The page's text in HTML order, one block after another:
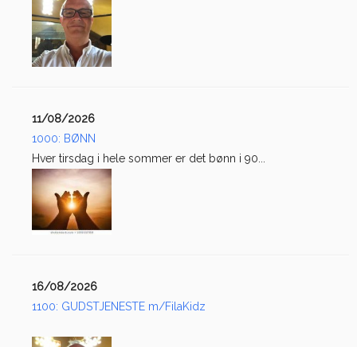
11/08/2026
1000: BØNN
Hver tirsdag i hele sommer er det bønn i 90...
16/08/2026
1100: GUDSTJENESTE m/FilaKidz